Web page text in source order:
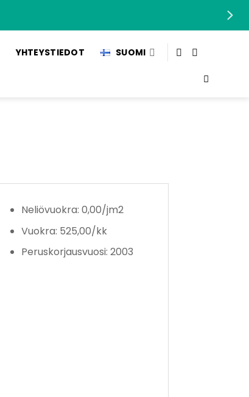
YHTEYSTIEDOT SUOMI
Neliövuokra: 0,00/jm2
Vuokra: 525,00/kk
Peruskorjausvuosi: 2003